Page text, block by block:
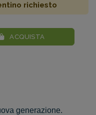
richiesto
ACQUISTA
generazione.